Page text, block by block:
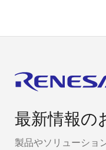
最新情報の
製品やソリューショ